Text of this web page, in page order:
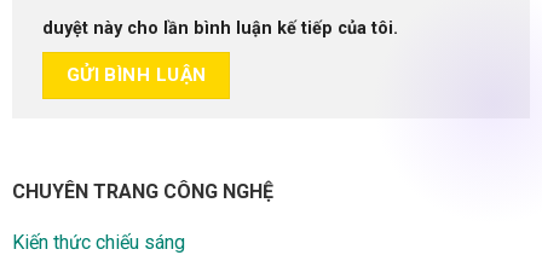
duyệt này cho lần bình luận kế tiếp của tôi.
CHUYÊN TRANG CÔNG NGHỆ
Kiến thức chiếu sáng